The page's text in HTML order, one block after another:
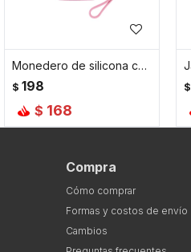
Monedero de silicona con cierre - Fucsia
$ 198
$ 168
$
Compra
Cómo comprar
Formas y costos de envío
Cambios